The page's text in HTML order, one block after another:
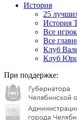
История
25
История
Все
Все
Клуб
Клуб
При поддержке: